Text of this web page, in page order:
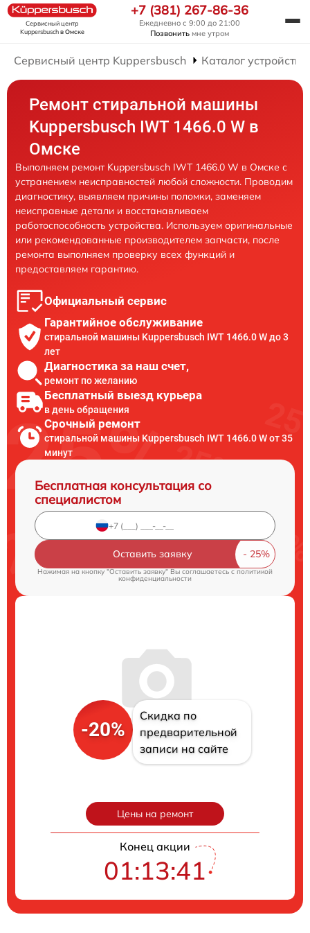
Сервисный центр
Kuppersbuschв Омске
+7 (381) 267-86-36
Ежедневно с 9:00 до 21:00
Позвонить мне утром
Сервисный центр Kuppersbusch Каталог устройств
Ремонт стиральной машины
Kuppersbusch IWT 1466.0 W в
Омске
Выполняем ремонт Kuppersbusch IWT 1466.0 W в Омске с
устранением неисправностей любой сложности. Проводим
диагностику, выявляем причины поломки, заменяем
неисправные детали и восстанавливаем
работоспособность устройства. Используем оригинальные
или рекомендованные производителем запчасти, после
ремонта выполняем проверку всех функций и
предоставляем гарантию.
Официальный сервис
Гарантийное обслуживание
стиральной машины Kuppersbusch IWT 1466.0 W до 3
лет
Диагностика за наш счет,
ремонт по желанию
Бесплатный выезд курьера
в день обращения
Срочный ремонт
стиральной машины Kuppersbusch IWT 1466.0 W от 35
минут
Бесплатная консультация со
специалистом
Оставить заявку
Нажимая на кнопку "Оставить заявку" Вы соглашаетесь cполитикой
конфиденциальности
-20%
Скидка по
предварительной
записи на сайте
Цены на ремонт
Конец акции
01:13:40